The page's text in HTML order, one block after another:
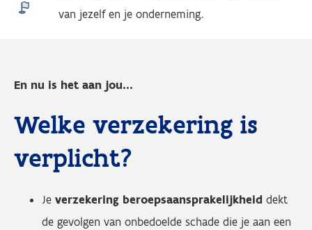
van jezelf en je onderneming.
En nu is het aan jou...
Welke verzekering is
verplicht?
Je verzekering beroepsaansprakelijkheid dekt
de gevolgen van onbedoelde schade die je aan een